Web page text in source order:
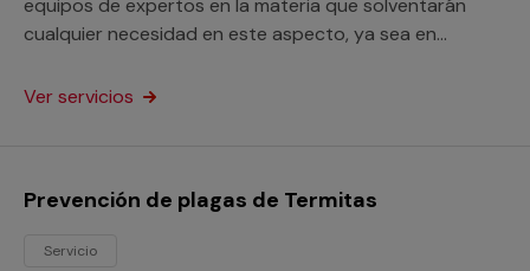
equipos de expertos en la materia que solventarán
cualquier necesidad en este aspecto, ya sea en
Ver servicios
Prevención de plagas de Termitas
Servicio